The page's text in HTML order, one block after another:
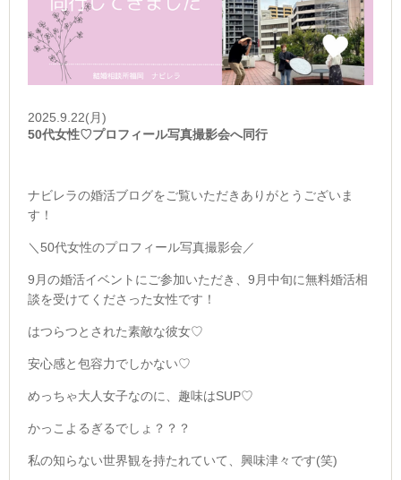
2025.9.22(月)
50代女性♡プロフィール写真撮影会へ同行
ナビレラの婚活ブログをご覧いただきありがとうございま
す！
＼50代女性のプロフィール写真撮影会／
9月の婚活イベントにご参加いただき、9月中旬に無料婚活相
談を受けてくださった女性です！
はつらつとされた素敵な彼女♡
安心感と包容力でしかない♡
めっちゃ大人女子なのに、趣味はSUP♡
かっこよるぎるでしょ？？？
私の知らない世界観を持たれていて、興味津々です(笑)